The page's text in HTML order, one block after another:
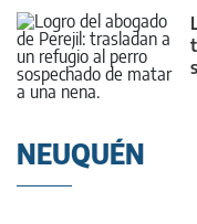
NEUQUÉN